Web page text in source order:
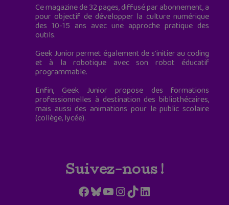
Ce magazine de 32 pages, diffusé par abonnement, a
pour objectif de développer la culture numérique
des 10-15 ans avec une approche pratique des
outils.
Geek Junior permet également de s'initier au coding
et à la robotique avec son robot éducatif
programmable.
Enfin, Geek Junior propose des formations
professionnelles à destination des bibliothécaires,
mais aussi des animations pour le public scolaire
(collège, lycée).
Suivez-nous !
Facebook
Bluesky
YouTube
Instagram
TikTokLinkedIn